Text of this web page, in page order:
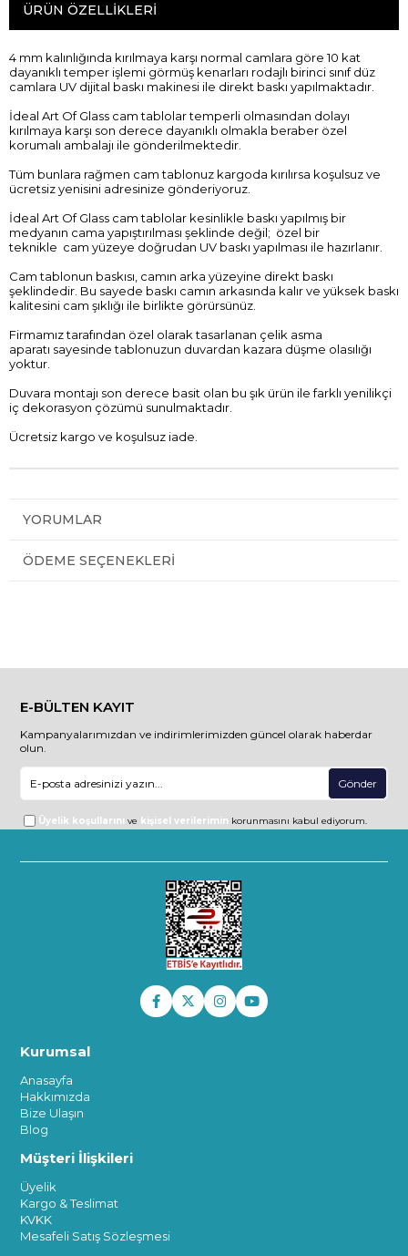
ÜRÜN ÖZELLIKLERI
4 mm kalınlığında kırılmaya karşı normal camlara göre 10 kat
dayanıklı temper işlemi görmüş kenarları rodajlı birinci sınıf düz
camlara UV dijital baskı makinesi ile direkt baskı yapılmaktadır.
İdeal Art Of Glass cam tablolar temperli olmasından dolayı
kırılmaya karşı son derece dayanıklı olmakla beraber özel
korumalı ambalajı ile gönderilmektedir.
Tüm bunlara rağmen cam tablonuz kargoda kırılırsa koşulsuz ve
ücretsiz yenisini adresinize gönderiyoruz.
İdeal Art Of Glass cam tablolar kesinlikle baskı yapılmış bir
medyanın cama yapıştırılması şeklinde değil; özel bir
teknikle cam yüzeye doğrudan UV baskı yapılması ile hazırlanır.
Cam tablonun baskısı, camın arka yüzeyine direkt baskı
şeklindedir. Bu sayede baskı camın arkasında kalır ve yüksek baskı
kalitesini cam şıklığı ile birlikte görürsünüz.
Firmamız tarafından özel olarak tasarlanan çelik asma
aparatı sayesinde tablonuzun duvardan kazara düşme olasılığı
yoktur.
Duvara montajı son derece basit olan bu şık ürün ile farklı yenilikçi
iç dekorasyon çözümü sunulmaktadır.
Ücretsiz kargo ve koşulsuz iade.
YORUMLAR
ÖDEME SEÇENEKLERI
E-BÜLTEN KAYIT
Kampanyalarımızdan ve indirimlerimizden güncel olarak haberdar
olun.
Gönder
Üyelik koşullarını ve kişisel verilerimin korunmasını kabul ediyorum.
Kurumsal
Anasayfa
Hakkımızda
Bize Ulaşın
Blog
Müşteri İlişkileri
Üyelik
Kargo & Teslimat
KVKK
Mesafeli Satış Sözleşmesi